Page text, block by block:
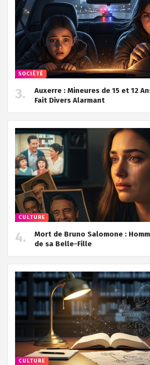
SOCIÉTÉ
Auxerre : Mineures de 15 et 12
Fait Divers Alarmant
CULTURE
Mort de Bruno Salomone :
de sa Belle-Fille
CULTURE